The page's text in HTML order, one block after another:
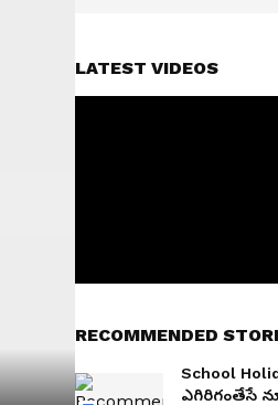
LATEST VIDEOS
RECOMMENDED
School
ఎగిరిగంతేసే